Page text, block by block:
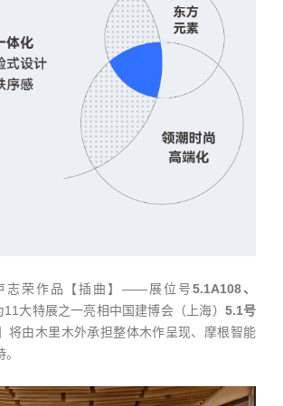
志荣作品【插曲】——展位号5.1A108、
11大特展之一亮相中国建博会（上海） 5.1号
将由木里木外承担整体木作呈现、摩根智能